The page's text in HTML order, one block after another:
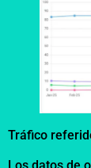
Tráfico